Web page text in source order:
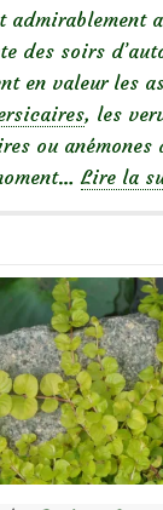
admirablement
des soirs
en valeur les
, les
ou anémones
Lire la